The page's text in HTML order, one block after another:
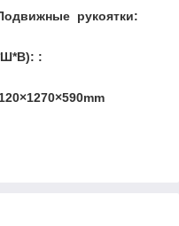
рукоятки:
: